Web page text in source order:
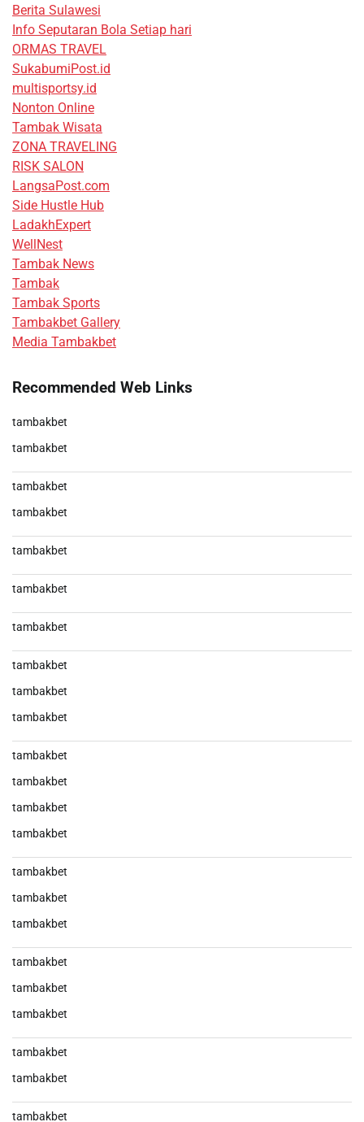
Berita Sulawesi
Info Seputaran Bola Setiap hari
ORMAS TRAVEL
SukabumiPost.id
multisportsy.id
Nonton Online
Tambak Wisata
ZONA TRAVELING
RISK SALON
LangsaPost.com
Side Hustle Hub
LadakhExpert
WellNest
Tambak News
Tambak
Tambak Sports
Tambakbet Gallery
Media Tambakbet
Recommended Web Links
tambakbet
tambakbet
tambakbet
tambakbet
tambakbet
tambakbet
tambakbet
tambakbet
tambakbet
tambakbet
tambakbet
tambakbet
tambakbet
tambakbet
tambakbet
tambakbet
tambakbet
tambakbet
tambakbet
tambakbet
tambakbet
tambakbet
tambakbet